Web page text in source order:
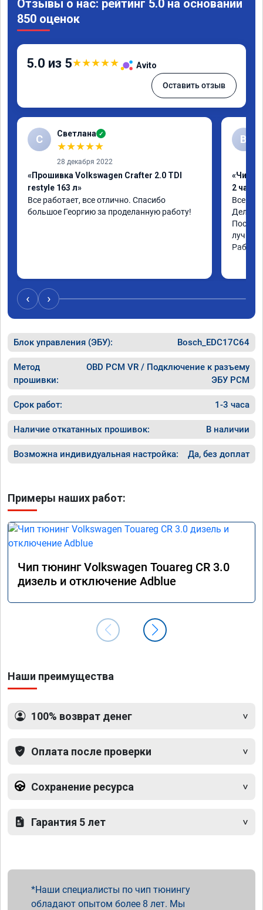
Отзывы о нас: рейтинг 5.0 на основании
850 оценок
5.0 из 5★★★★★ Avito
Оставить отзыв
С Светлана ✓
★★★★★
28 декабря 2022
«Прошивка Volkswagen Crafter 2.0 TDI
restyle 163 л»
Все работает, все отлично. Спасибо
большое Георгию за проделанную работу!
В
«Чип
2 часа»
Всем
Делал
После
лучше
‹ ›
Блок управления (ЭБУ): Bosch_EDC17C64
Метод
прошивки:
OBD PCM VR / Подключение к разъему
ЭБУ PCM
Срок работ: 1-3 часа
Наличие откатанных прошивок: В наличии
Возможна индивидуальная настройка: Да, без доплат
Примеры наших работ:
Чип тюнинг Volkswagen Touareg CR 3.0
дизель и отключение Adblue
Наши преимущества
100% возврат денег
Оплата после проверки
Сохранение ресурса
Гарантия 5 лет
Наши специалисты по чип тюнингу
обладают опытом более 8 лет. Мы